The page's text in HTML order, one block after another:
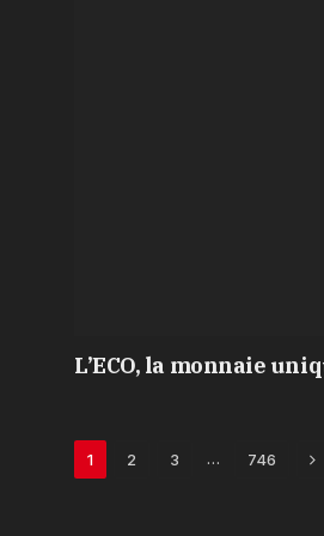
L’ECO, la monnaie
1 2 3 … 746